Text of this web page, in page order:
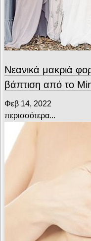
Νεανικά μακριά
βάπτιση από το
Φεβ 14, 2022
περισσότερα...